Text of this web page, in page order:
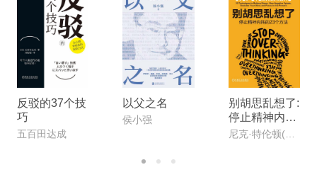
反驳的37个技
巧
五百田达成
以父之名
侯小强
别胡思乱想了:
停止精神内耗
的23个方法